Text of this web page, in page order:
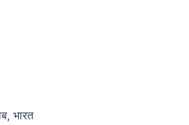
भारत